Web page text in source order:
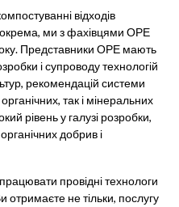
відходів
ми з фахівцями ОРЕ
Представники ОРЕ мають
і супроводу технологій
рекомендацій системи
так і мінеральних
рівень у галузі розробки,
добрив і
провідні технологи
отримаєте не тільки, послугу